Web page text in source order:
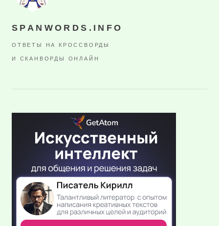
SPANWORDS.INFO
ОТВЕТЫ НА КРОССВОРДЫ
И СКАНВОРДЫ ОНЛАЙН